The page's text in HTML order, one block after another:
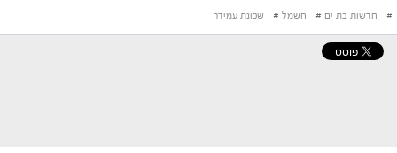
# חדשות בת ים # חשמל # שכונת עמידר